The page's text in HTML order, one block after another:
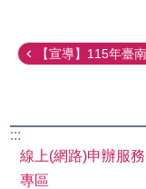
【宣導】115年臺
:::
線上(網路)申辦服務
專區